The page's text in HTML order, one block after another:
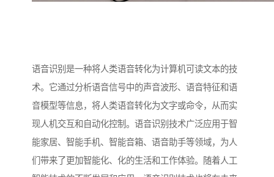
语音识别是一种将人类语音转化为计算机可读文本的技
术。它通过分析语音信号中的声音波形、语音特征和语
音模型等信息，将人类语音转化为文字或命令，从而实
现人机交互和自动化控制。语音识别技术广泛应用于智
能家居、智能手机、智能音箱、语音助手等领域，为人
们带来了更加智能化、化的生活和工作体验。随着人工